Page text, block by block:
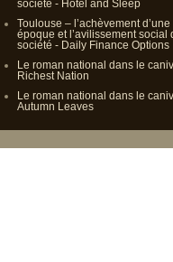
société - Hotel and Sleep
Toulouse – l’achèvement d’une
époque et l’avilissement social
société - Daily Finance Options
Le roman national dans le
Richest Nation
Le roman national dans le
Autumn Leaves